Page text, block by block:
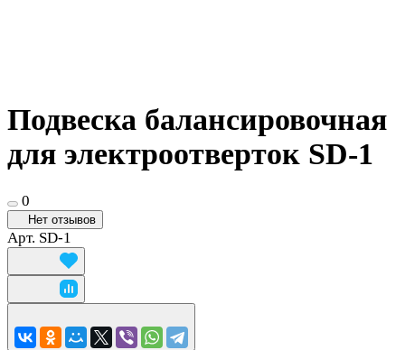
Подвеска балансировочная
для электроотверток SD-1
0
Нет отзывов
Арт. SD-1